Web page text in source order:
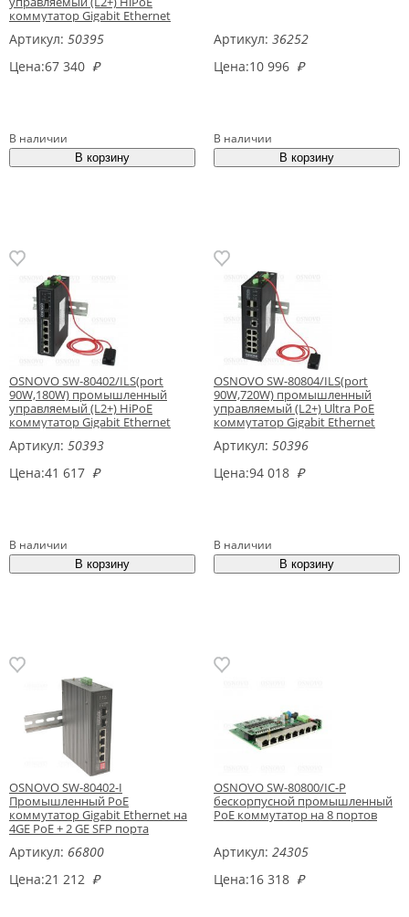
коммутатор Gigabit Ethernet
Артикул: 50395
Цена:67 340 ₽
В наличии
Артикул: 36252
Цена:10 996 ₽
В наличии
OSNOVO SW-80402/ILS(port
90W,180W) промышленный
управляемый (L2+) HiPoE
коммутатор Gigabit Ethernet
Артикул: 50393
Цена:41 617 ₽
В наличии
OSNOVO SW-80804/ILS(port
90W,720W) промышленный
управляемый (L2+) Ultra PoE
коммутатор Gigabit Ethernet
Артикул: 50396
Цена:94 018 ₽
В наличии
OSNOVO SW-80402-I
Промышленный PoE
коммутатор Gigabit Ethernet на
4GE PoE + 2 GE SFP порта
Артикул: 66800
Цена:21 212 ₽
OSNOVO SW-80800/IC-P
бескорпусной промышленный
PoE коммутатор на 8 портов
Артикул: 24305
Цена:16 318 ₽